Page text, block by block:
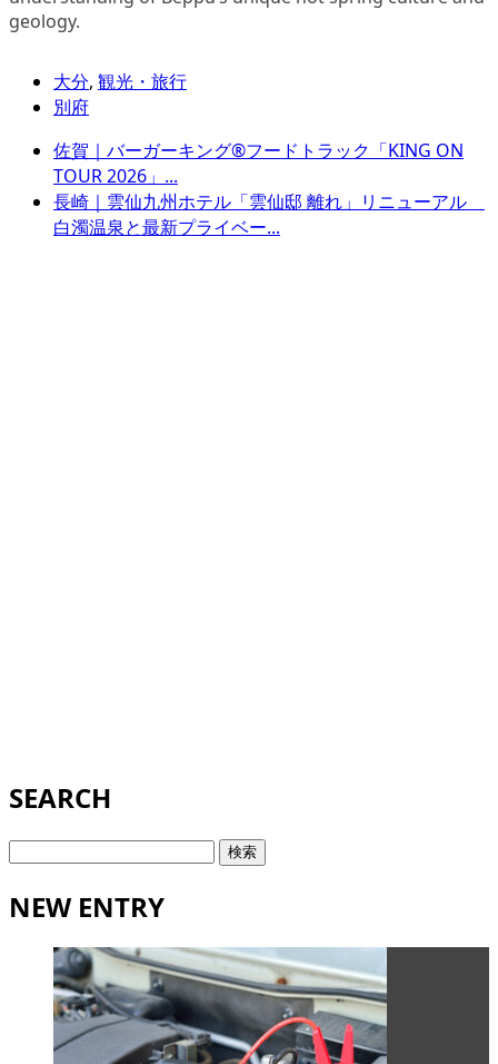
geology.
大分, 観光・旅行
別府
佐賀｜バーガーキング®フードトラック「KING ON
TOUR 2026」...
長崎｜雲仙九州ホテル「雲仙邸 離れ」リニューアル
白濁温泉と最新プライベー...
SEARCH
検
NEW ENTRY